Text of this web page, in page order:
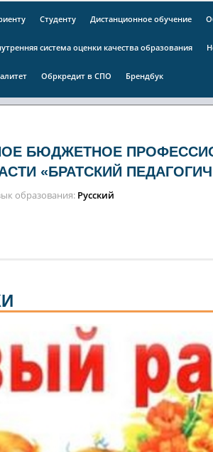
Студенту Дистанционное обучение
система оценки качества образования
Обркредит в СПО Брендбук
БЮДЖЕТНОЕ
«БРАТСКИЙ
образования Русский